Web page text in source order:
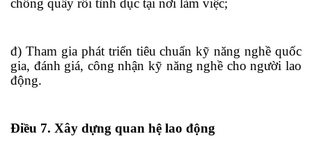
chống quấy rối tình dục tại nơi làm việc;
đ) Tham gia phát triển tiêu chuẩn kỹ năng nghề quốc
gia, đánh giá, công nhận kỹ năng nghề cho người lao
động.
Điều 7. Xây dựng quan hệ lao động